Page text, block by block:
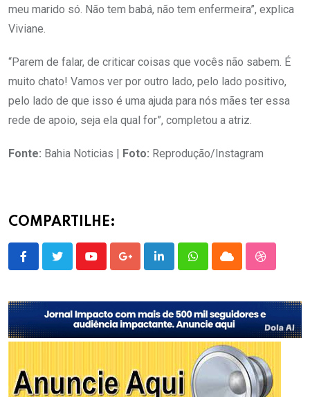
meu marido só. Não tem babá, não tem enfermeira”, explica
Viviane.
“Parem de falar, de criticar coisas que vocês não sabem. É
muito chato! Vamos ver por outro lado, pelo lado positivo,
pelo lado de que isso é uma ajuda para nós mães ter essa
rede de apoio, seja ela qual for”, completou a atriz.
Fonte: Bahia Noticias | Foto: Reprodução/Instagram
COMPARTILHE:
YoutubeGoogle+LinkedInWhatsappCloud